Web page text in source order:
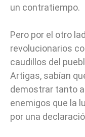
un contratiempo.
Pero por el otro
revolucionarios
caudillos del
Artigas, sabían
demostrar tanto
enemigos que la
por una